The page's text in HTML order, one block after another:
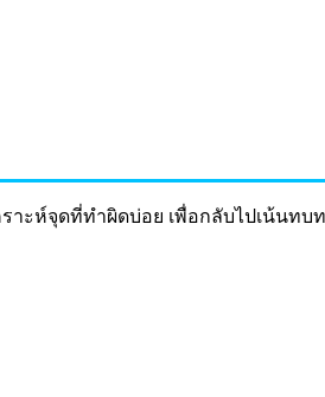
าะห์จุดที่ทำผิดบ่อย เพื่อกลับไปเน้นท